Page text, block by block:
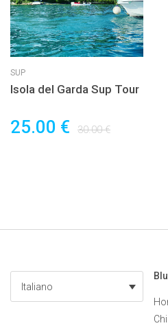
SUP
Isola del Garda Sup Tour
25.00 € 30.00 €
Italiano